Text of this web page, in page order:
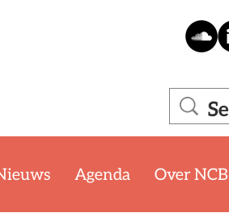
Agenda Over NCB